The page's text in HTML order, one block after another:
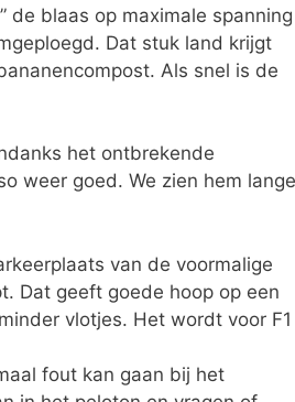
de blaas op maximale spanning
Dat stuk land krijgt
Als snel is de
het ontbrekende
weer goed. We zien hem lange
van de voormalige
Dat geeft goede hoop op een
vlotjes. Het wordt voor F1
fout kan gaan bij het